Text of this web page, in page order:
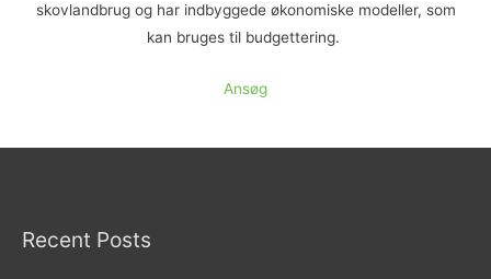
skovlandbrug og har indbyggede økonomiske modeller, som
kan bruges til budgettering.
Ansøg
Recent Posts